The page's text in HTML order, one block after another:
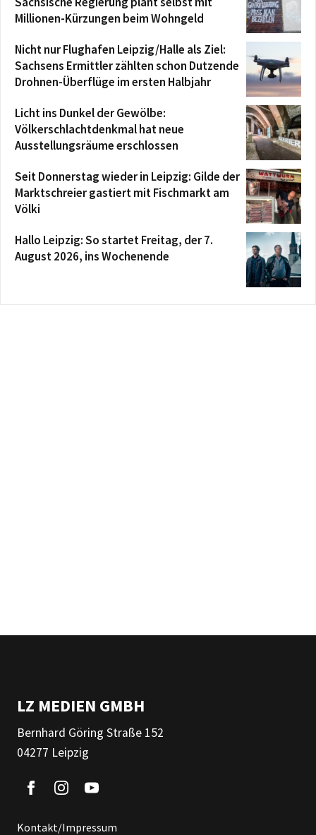
Millionen-Kürzungen beim Wohngeld
Nicht nur Flughafen Leipzig/Halle als Ziel:
Sachsens Ermittler zählten schon Dutzende
Drohnen-Überflüge im ersten Halbjahr
Licht ins Dunkel der Gewölbe:
Völkerschlachtdenkmal hat neue
Ausstellungsräume erschlossen
Seit Donnerstag wieder in Leipzig: Gilde der
Marktschreier gastiert mit Fischmarkt am
Völki
Hallo Leipzig: So startet Freitag, der 7.
August 2026, ins Wochenende
LZ MEDIEN GMBH
Bernhard Göring Straße 152
04277 Leipzig
Kontakt/Impressum